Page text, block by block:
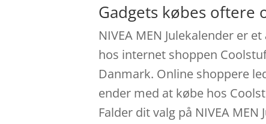
Gadgets købes oftere
NIVEA MEN Julekalender er
hos internet shoppen
Danmark. Online shoppere
ender med at købe hos
Falder dit valg på NIVEA